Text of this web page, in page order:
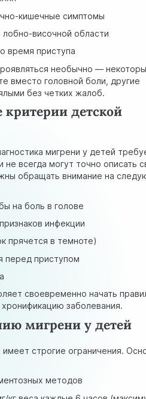
кишечные симптомы
лобно-височной области
время приступа
необычно —
вместо головной боли, другие
без четких жалоб.
критерии детской
мигрени у детей
всегда могут точно описать
обращать внимание на
на боль в голове
инфекции
прячется в темноте)
перед приступом
своевременно начать
заболевания.
мигрени у детей
строгие ограничения.
методов